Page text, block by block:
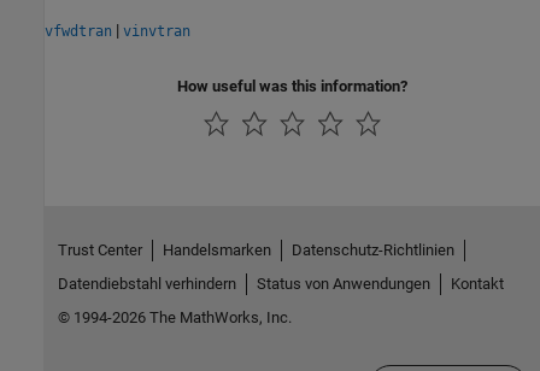
vfwdtran | vinvtran
How useful was this information?
Trust Center Handelsmarken
Datenschutz-Richtlinien
Datendiebstahl verhindern
Status von Anwendungen
Kontakt
© 1994-2026 The MathWorks, Inc.